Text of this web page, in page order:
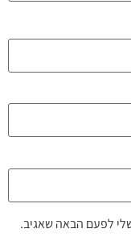
לפעם הבאה שאגיב.